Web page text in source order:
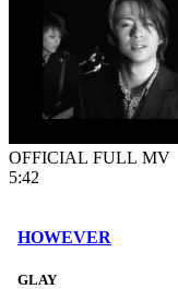
OFFICIAL FULL MV
5:42
HOWEVER
GLAY